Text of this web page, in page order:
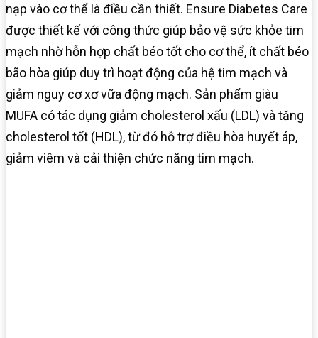
nạp vào cơ thể là điều cần thiết. Ensure Diabetes Care
được thiết kế với công thức giúp bảo vệ sức khỏe tim
mạch nhờ hỗn hợp chất béo tốt cho cơ thể, ít chất béo
bão hòa giúp duy trì hoạt động của hệ tim mạch và
giảm nguy cơ xơ vữa động mạch. Sản phẩm giàu
MUFA có tác dụng giảm cholesterol xấu (LDL) và tăng
cholesterol tốt (HDL), từ đó hỗ trợ điều hòa huyết áp,
giảm viêm và cải thiện chức năng tim mạch.